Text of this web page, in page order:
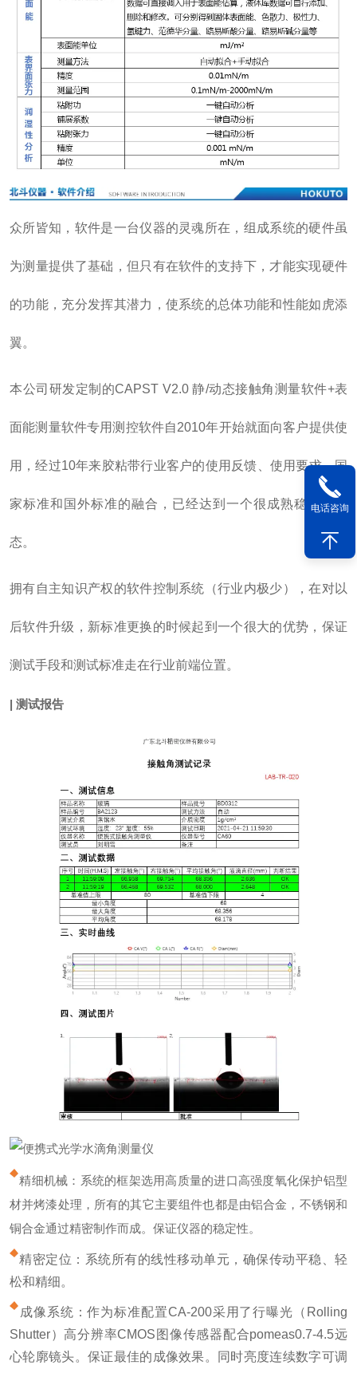
众所皆知，软件是一台仪器的灵魂所在，组成系统的硬件虽
为测量提供了基础，但只有在软件的支持下，才能实现硬件
的功能，充分发挥其潜力，使系统的总体功能和性能如虎添
翼。
本公司研发定制的CAPST V2.0 静/动态接触角测量软件+表
面能测量软件专用测控软件自2010年开始就面向客户提供使
用，经过10年来胶粘带行业客户的使用反馈、使用要求、国
家标准和国外标准的融合，已经达到一个很成熟稳定的状
态。
拥有自主知识产权的软件控制系统（行业内极少），在对以
后软件升级，新标准更换的时候起到一个很大的优势，保证
测试手段和测试标准走在行业前端位置。
| 测试报告
精细机械：系统的框架选用高质量的进口高强度氧化保护铝型
材并烤漆处理，所有的其它主要组件也都是由铝合金，不锈钢和
铜合金通过精密制作而成。保证仪器的稳定性。
精密定位：系统所有的线性移动单元，确保传动平稳、轻
松和精细。
成像系统：作为标准配置CA-200采用了行曝光（Rolling
Shutter）高分辨率CMOS图像传感器配合pomeas0.7-4.5远
心轮廓镜头。保证最佳的成像效果。同时亮度连续数字可调
电话咨询